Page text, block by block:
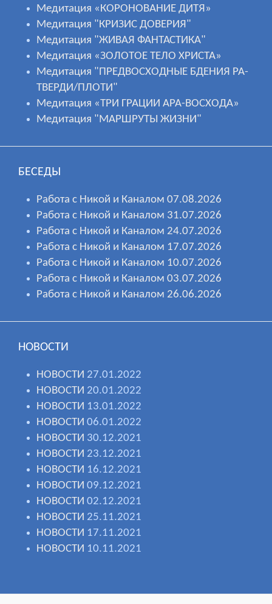
Медитация «КОРОНОВАНИЕ ДИТЯ»
Медитация "КРИЗИС ДОВЕРИЯ"
Медитация "ЖИВАЯ ФАНТАСТИКА"
Медитация «ЗОЛОТОЕ ТЕЛО ХРИСТА»
Медитация "ПРЕДВОСХОДНЫЕ БДЕНИЯ РА-
ТВЕРДИ/ПЛОТИ"
Медитация «ТРИ ГРАЦИИ АРА-ВОСХОДА»
Медитация "МАРШРУТЫ ЖИЗНИ"
БЕСЕДЫ
Работа с Никой и Каналом 07.08.2026
Работа с Никой и Каналом 31.07.2026
Работа с Никой и Каналом 24.07.2026
Работа с Никой и Каналом 17.07.2026
Работа с Никой и Каналом 10.07.2026
Работа с Никой и Каналом 03.07.2026
Работа с Никой и Каналом 26.06.2026
НОВОСТИ
НОВОСТИ 27.01.2022
НОВОСТИ 20.01.2022
НОВОСТИ 13.01.2022
НОВОСТИ 06.01.2022
НОВОСТИ 30.12.2021
НОВОСТИ 23.12.2021
НОВОСТИ 16.12.2021
НОВОСТИ 09.12.2021
НОВОСТИ 02.12.2021
НОВОСТИ 25.11.2021
НОВОСТИ 17.11.2021
НОВОСТИ 10.11.2021